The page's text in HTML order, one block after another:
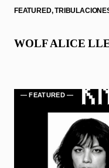
FEATURED,
WOLF ALICE
— FEATURED —